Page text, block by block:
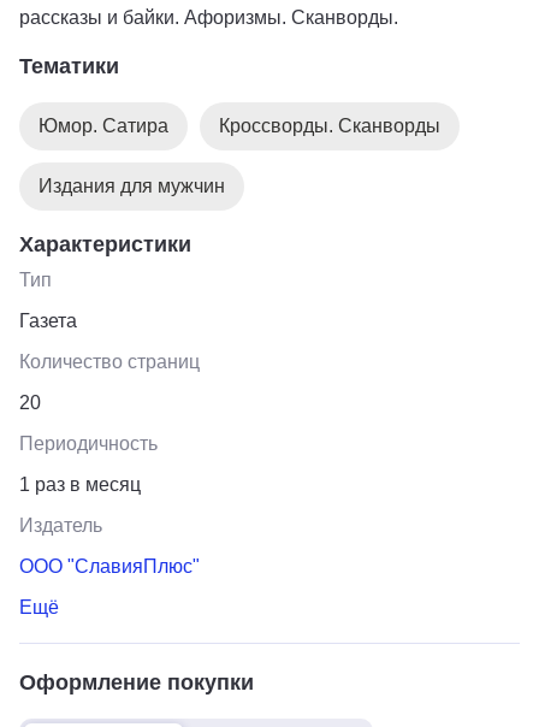
рассказы и байки. Афоризмы. Сканворды.
Тематики
Юмор. Сатира Кроссворды. Сканворды
Издания для мужчин
Характеристики
Тип
Газета
Количество страниц
20
Периодичность
1 раз в месяц
Издатель
ООО "СлавияПлюс"
Ещё
Оформление покупки